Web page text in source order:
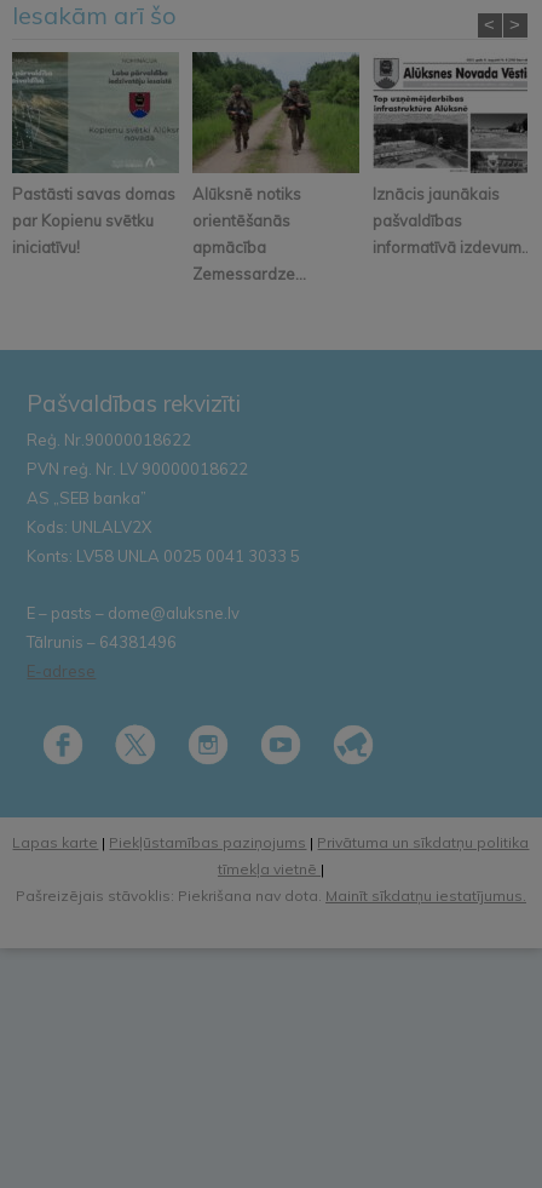
Iesakām arī šo
Pastāsti savas domas
par Kopienu svētku
iniciatīvu!
Alūksnē notiks
orientēšanās
apmācība
Zemessardze...
Iznācis jaunākais
pašvaldības
informatīvā izdevum...
< >
Pašvaldības rekvizīti
Reģ. Nr.90000018622
PVN reģ. Nr. LV 90000018622
AS „SEB banka”
Kods: UNLALV2X
Konts: LV58 UNLA 0025 0041 3033 5
E – pasts – dome@aluksne.lv
Tālrunis – 64381496
E-adrese
Lapas karte | Piekļūstamības paziņojums | Privātuma un sīkdatņu politika
tīmekļa vietnē |
Pašreizējais stāvoklis: Piekrišana nav dota. Mainīt sīkdatņu iestatījumus.